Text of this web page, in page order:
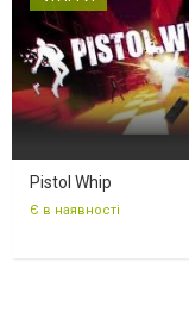
Pistol Whip
Є в наявності